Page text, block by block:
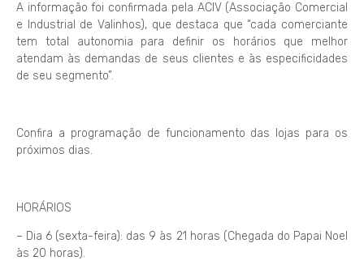
A informação foi confirmada pela ACIV (Associação Comercial
e Industrial de Valinhos), que destaca que “cada comerciante
tem total autonomia para definir os horários que melhor
atendam às demandas de seus clientes e às especificidades
de seu segmento”.
Confira a programação de funcionamento das lojas para os
próximos dias.
HORÁRIOS
– Dia 6 (sexta-feira): das 9 às 21 horas (Chegada do Papai Noel
às 20 horas).